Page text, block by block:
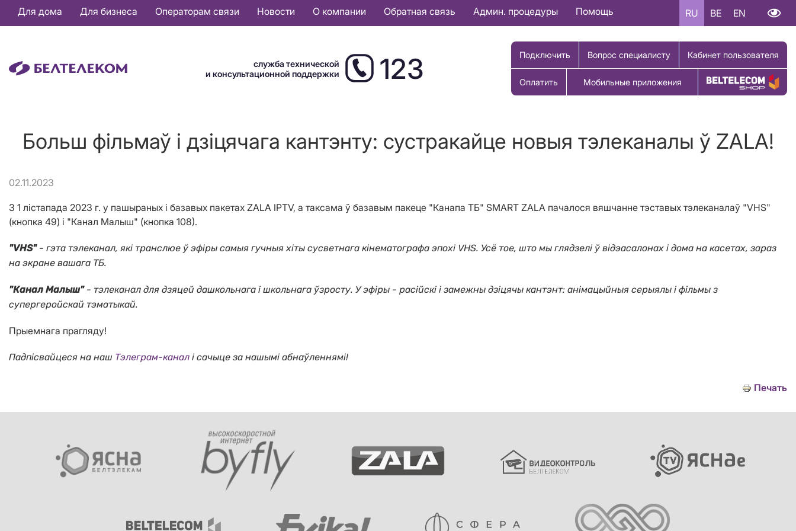
Основная
навигация
Для дома Для бизнеса Операторам связи Новости О компании Обратная связь Админ. процедуры Помощь RU BE EN
служба технической
и консультационной поддержки
123 Подключить Вопрос специалисту Кабинет пользователя
Оплатить Мобильные приложения Купить товар
Больш фільмаў і дзіцячага кантэнту: сустракайце новыя тэлеканалы ў ZALA!
02.11.2023
З 1 лістапада 2023 г. у пашыраных і базавых пакетах ZALA IPTV, а таксама ў базавым пакеце "Канапа ТБ" SMART ZALA пачалося вяшчанне тэставых тэлеканалаў "VHS"
(кнопка 49) і "Канал Малыш" (кнопка 108).
"VHS"- гэта тэлеканал, які транслюе ў эфіры самыя гучныя хіты сусветнага кінематографа эпохі VHS. Усё тое, што мы глядзелі ў відэасалонах і дома на касетах, зараз
на экране вашага ТБ.
"Канал Малыш"- тэлеканал для дзяцей дашкольнага і школьнага ўзросту. У эфіры - расійскі і замежны дзіцячы кантэнт: анімацыйныя серыялы і фільмы з
супергеройскай тэматыкай.
Прыемнага прагляду!
Падпісвайцеся на наш Тэлеграм-канал і сачыце за нашымі абнаўленнямі!
Печать